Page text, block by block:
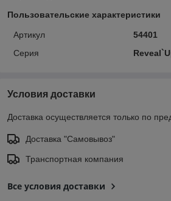
Пользовательские характеристики
Артикул
54401
Серия
Условия доставки
Доставка осуществляется только по
Доставка "Самовывоз"
Транспортная компания
Все условия доставки